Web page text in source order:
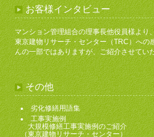
お客様インタビュー
マンション管理組合の理事長他役員様より
東京建物リサーチ・センター（TRC）への
んの一部ではありますが、ご紹介させてい
その他
劣化修繕用語集
工事実施例
大規模修繕工事実施例のご紹介
（東京建物リサーチ・センター）